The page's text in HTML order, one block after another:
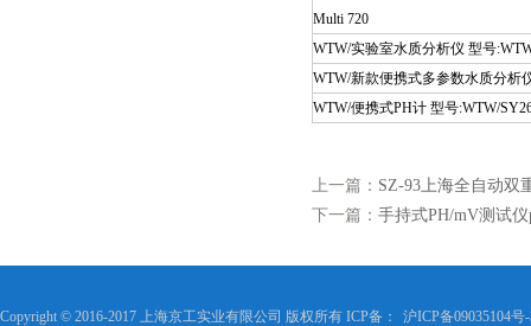
Multi 720
WTW/实验室水质分析仪 型号
WTW/新款便携式多参数水质分析
WTW/便携式PH计 型号:WTW/
上一篇： SZ-93上海全自动双
下一篇： 手持式PH/mV测试仪
Copyright © 2016-2017 上海京工实业有限公司 版权所有 ICP备：
沪ICP备09035104号